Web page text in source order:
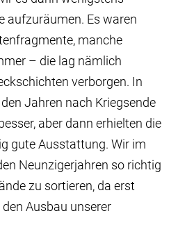
aufzuräumen. Es waren
manche
– die lag nämlich
verborgen. In
Jahren nach Kriegsende
aber dann erhielten die
gute Ausstattung. Wir im
Neunzigerjahren so richtig
zu sortieren, da erst
Ausbau unserer